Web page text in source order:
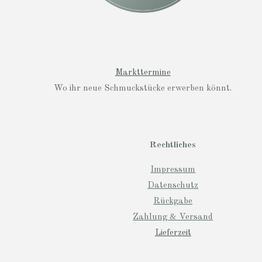
Markttermine
Wo ihr neue Schmuckstücke erwerben könnt.
Rechtliches
Impressum
Datenschutz
Rückgabe
Zahlung & Versand
Lieferzeit